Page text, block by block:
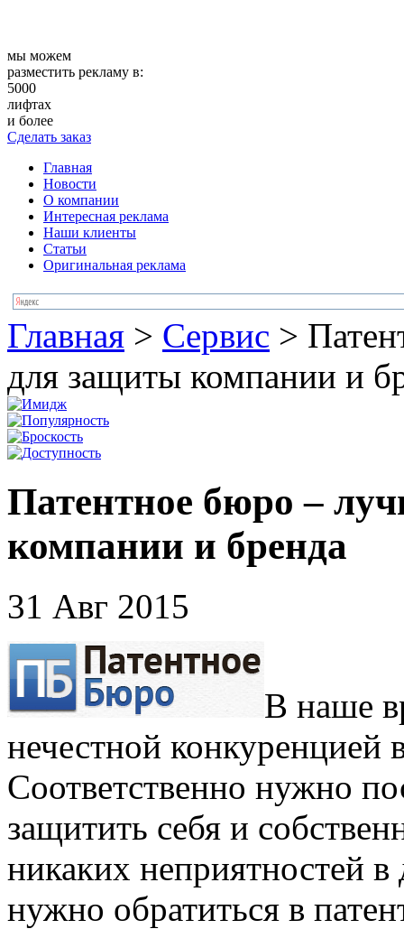
мы можем
разместить рекламу в:
5000
лифтах
и более
Сделать заказ
Главная
Новости
О компании
Интересная реклама
Наши клиенты
Статьи
Оригинальная реклама
Главная > Сервис >
для защиты компании и
Патентное бюро –
компании и бренда
31 Авг 2015
В наше
нечестной конкуренцией
Соответственно нужно
защитить себя и
никаких неприятностей
нужно обратиться в